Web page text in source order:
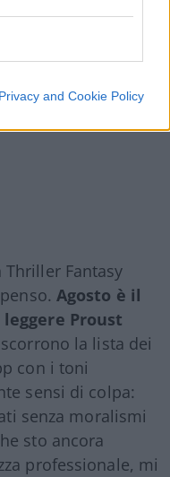
Privacy and Cookie Policy
Fantasy
Agosto è il
Proust
la lista dei
con i toni
sensi di colpa:
senza moralismi
sto ancora
professionale, mi